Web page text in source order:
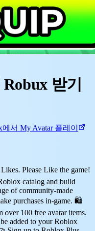
받기
에서 My Avatar 플레이
Please Like the game!
catalog and build
of community-made
purchases in-game. 🛍️
over 100 free avatar items.
added to your Roblox